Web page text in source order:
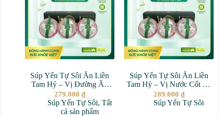
Súp Yến Tự Sôi Ăn Liền
Tam Hỷ – Vị Đường Ăn
Kiêng – 100% Yến Nguyên
Chất
279.000 ₫
Súp Yến Tự Sôi, Tất
cả sản phẩm
Súp Yến Tự Sôi Ăn Liền
Tam Hỷ – Vị Nước Cốt Gà
– 100% Yến Nguyên Chất
289.000 ₫
Súp Yến Tự Sôi